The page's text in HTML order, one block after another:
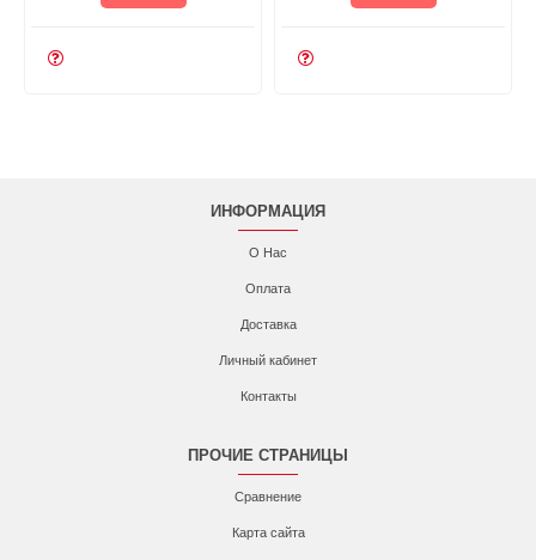
ИНФОРМАЦИЯ
О Нас
Оплата
Доставка
Личный кабинет
Контакты
ПРОЧИЕ СТРАНИЦЫ
Сравнение
Карта сайта